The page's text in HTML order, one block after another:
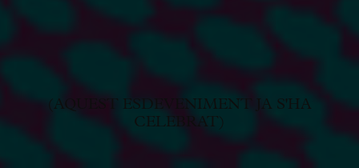
(AQUEST ESDEVENIMENT JA S'HA
CELEBRAT)